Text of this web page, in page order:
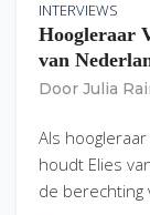
INTERVIEWS
Hoogleraar
van
Door Julia
Als
houdt Elies
de berechting